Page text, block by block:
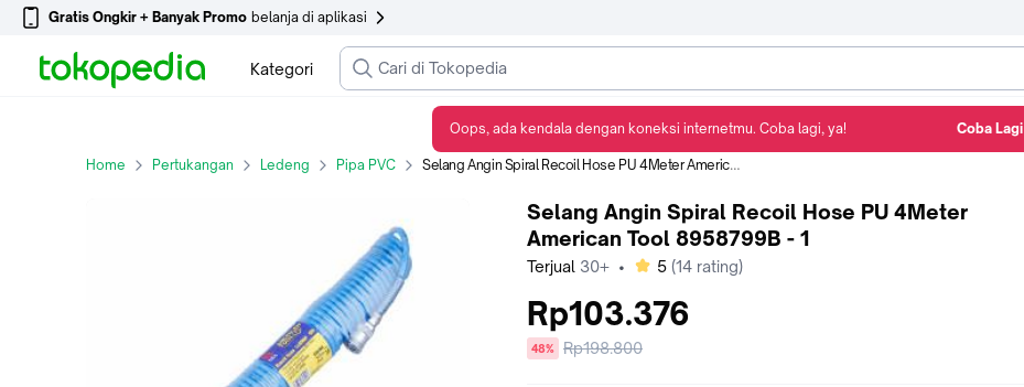
Gratis Ongkir + Banyak Promo belanja di aplikasi
Kategori
Home Pertukangan Ledeng Pipa PVC Selang Angin Spiral Recoil Hose PU 4Meter American Tool 8958799B - 1
Selang Angin Spiral Recoil Hose PU 4Meter
American Tool 8958799B - 1
Terjual 30+ • bintang
5 (14 rating)
Rp103.376
diskon
48%
Harga
Rp198.800
Oops, ada kendala dengan koneksi internetmu. Coba lagi, ya! Coba Lagi